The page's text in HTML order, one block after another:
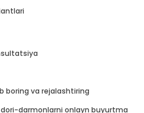
boring va rejalashtiring
darmonlarni onlayn buyurtma